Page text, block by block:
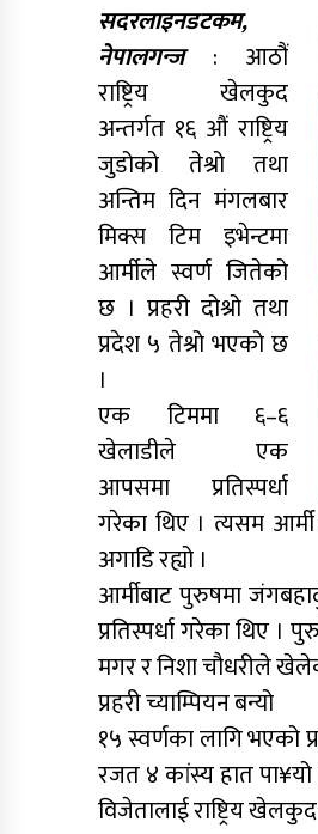
सदरलाइनडटकम,
नेपालगन्ज: आठौं
राष्ट्रिय खेलकुद
अन्तर्गत १६ औं राष्ट्रिय
जुडोको तेश्रो तथा
अन्तिम दिन मंगलबार
मिक्स टिम इभेन्टमा
आर्मीले स्वर्ण जितेको
छ । प्रहरी दोश्रो तथा
प्रदेश ५ तेश्रो भएको छ
।
एक टिममा ६–६
खेलाडीले एक
आपसमा प्रतिस्पर्धा
गरेका थिए । त्यसम
अगाडि रह्यो ।
आर्मीबाट पुरुषमा
प्रतिस्पर्धा गरेका थिए ।
मगर र निशा चौधरीले
प्रहरी च्याम्पियन बन्यो
१५ स्वर्णका लागि भएको
रजत ४ कांस्य हात पा¥यो
विजेतालाई राष्ट्रिय